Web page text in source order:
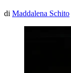
di Maddalena Schito